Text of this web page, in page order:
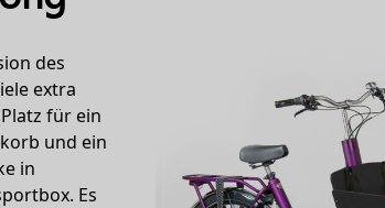
des
extra
für ein
und ein
in
Es